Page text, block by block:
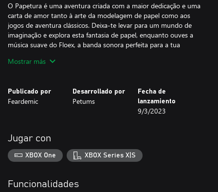
O Papetura é uma aventura criada com a maior dedicação e uma
carta de amor tanto à arte da modelagem de papel como aos
jogos de aventura clássicos. Deixa-te levar para um mundo de
imaginação e explora esta fantasia de papel, enquanto ouves a
música suave do Floex, a banda sonora perfeita para a tua
Mostrar más
Publicado por
Feardemic
Desarrollado por
Petums
Fecha de
lanzamiento
9/3/2023
Jugar con
XBOX One XBOX Series X|S
Funcionalidades